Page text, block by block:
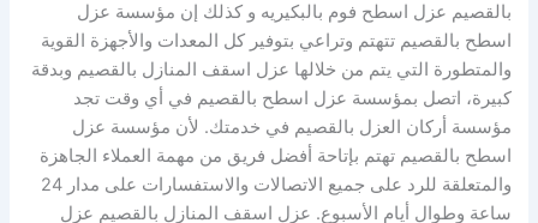
بالقصيم عزل اسطح فوم بالبكيريه و كذلك إن مؤسسة عزل
اسطح بالقصيم تتهتم وتراعي بتوفير كل المعدات والأجهزة القوية
والمتطورة التي يتم من خلالها عزل اسقف المنازل بالقصيم وبدقة
كبيرة، اتصل بمؤسسة عزل اسطح بالقصيم في أي وقت تجد
مؤسسة أركان العزل بالقصيم في خدمتك. لأن مؤسسة عزل
اسطح بالقصيم تهتم بإتاحة أفضل فريق من مهمة العملاء الجاهزة
والمتعلقة للرد على جميع الاتصالات والاستفسارات على مدار 24
ساعة وطوال أيام الأسبوع. عزل اسقف المنازل بالقصيم عزل